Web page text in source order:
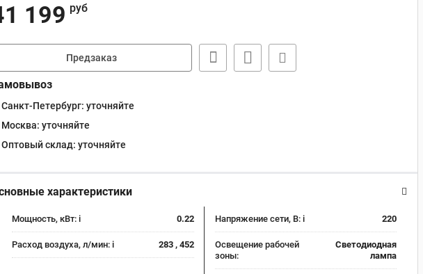
199 руб
Предзаказ
Санкт-Петербург: уточняйте
Москва: уточняйте
Оптовый склад: уточняйте
характеристики
Мощность, кВт: i 0.22 Напряжение сети, В: i 220
Расход воздуха, л/мин: i 283 , 452
Освещение рабочей
зоны:
Светодиодная
лампа